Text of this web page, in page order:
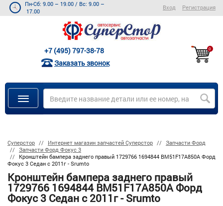
Пн-Сб: 9.00 – 19.00 / Вс: 9.00 –
17.00
Вход Регистрация
+7 (495) 797-38-78
Заказать звонок
0
Суперстор Интернет магазин запчастей Суперстор
Запчасти Форд
Запчасти Форд Фокус 3
Кронштейн бампера заднего правый 1729766 1694844 BM51F17A850A Форд
Фокус 3 Седан с 2011г - Srumto
Кронштейн бампера заднего правый
1729766 1694844 BM51F17A850A Форд
Фокус 3 Седан с 2011г - Srumto